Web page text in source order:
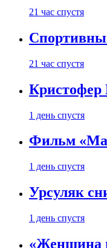
21 час спустя
21 час спустя
Кристофер
1 день спустя
Фильм
1 день спустя
Урсуляк
1 день спустя
«Женщина